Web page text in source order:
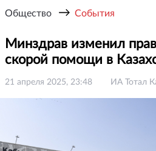
Общество → События
Минздрав изменил
скорой помощи в
21 апреля 2025, 23:48 ИА Тотал